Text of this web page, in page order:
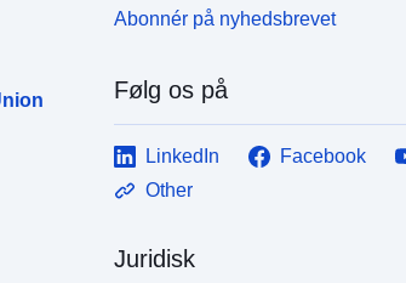
Abonnér på nyhedsbrevet
Følg os på
LinkedIn Facebook
Other
Juridisk